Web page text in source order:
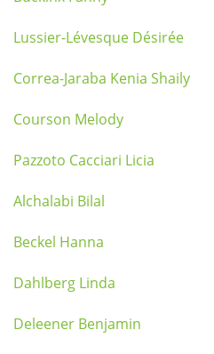
Lussier-Lévesque Désirée
Correa-Jaraba Kenia Shaily
Courson Melody
Pazzoto Cacciari Licia
Alchalabi Bilal
Beckel Hanna
Dahlberg Linda
Deleener Benjamin